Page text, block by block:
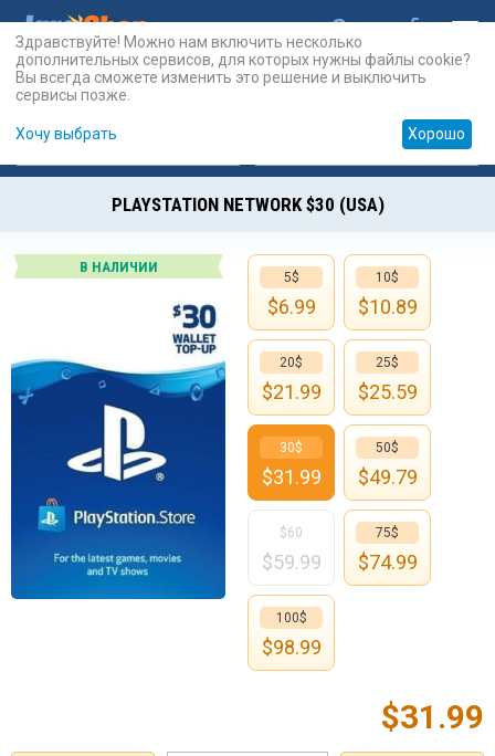
Карты Prepaid
PLAYSTATION NETWORK $30 (USA)
В НАЛИЧИИ
$31.99
5$
$6.99
10$
$10.89
20$
$21.99
25$
$25.59
30$
$31.99
50$
$49.79
$60
$59.99
75$
$74.99
100$
$98.99
Здравствуйте! Можно нам включить несколько
дополнительных сервисов, для которых нужны файлы cookie?
Вы всегда сможете изменить это решение и выключить
сервисы позже.
Хочу выбрать Хорошо